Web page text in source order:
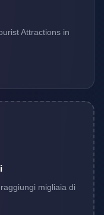
Attractions in
migliaia di